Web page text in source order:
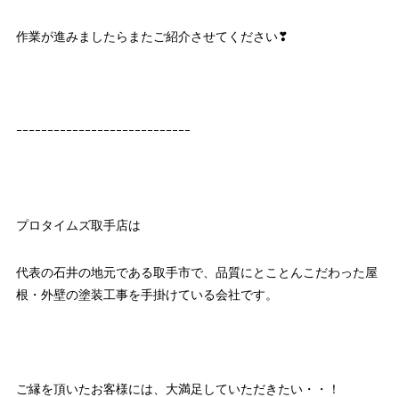
作業が進みましたらまたご紹介させてください❣
ｰｰｰｰｰｰｰｰｰｰｰｰｰｰｰｰｰｰｰｰｰｰｰｰｰｰｰｰ
プロタイムズ取手店は
代表の石井の地元である取手市で、品質にとことんこだわった屋
根・外壁の塗装工事を手掛けている会社です。
ご縁を頂いたお客様には、大満足していただきたい・・！